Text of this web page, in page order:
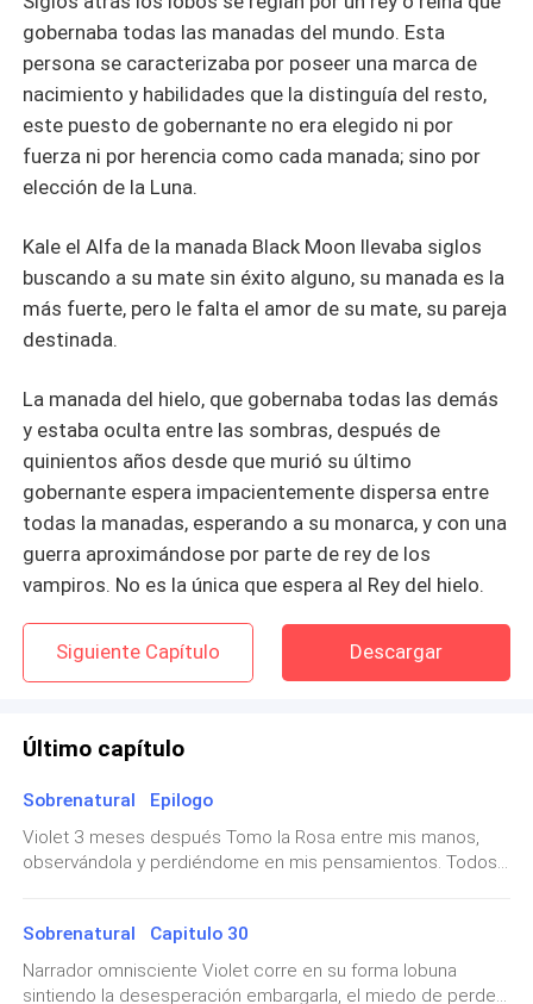
gobernaba todas las manadas del mundo. Esta
persona se caracterizaba por poseer una marca de
nacimiento y habilidades que la distinguía del resto,
este puesto de gobernante no era elegido ni por
fuerza ni por herencia como cada manada; sino por
elección de la Luna.
Kale el Alfa de la manada Black Moon llevaba siglos
buscando a su mate sin éxito alguno, su manada es la
más fuerte, pero le falta el amor de su mate, su pareja
destinada.
La manada del hielo, que gobernaba todas las demás
y estaba oculta entre las sombras, después de
quinientos años desde que murió su último
gobernante espera impacientemente dispersa entre
todas la manadas, esperando a su monarca, y con una
guerra aproximándose por parte de rey de los
vampiros. No es la única que espera al Rey del hielo.
Desplegar
Siguiente Capítulo Descargar
Último capítulo
Sobrenatural Epilogo
Violet 3 meses después Tomo la Rosa entre mis manos,
observándola y perdiéndome en mis pensamientos. Todos
del tiempo parecía pasar con lentitud para mi, pero en
realidad habían pasado tres meses desde aquella batalla. 3
meses desde la muerte de mi gran amor. La herida aún no
Sobrenatural Capitulo 30
Narrador omnisciente Violet corre en su forma lobuna
sintiendo la desesperación embargarla, el miedo de perder